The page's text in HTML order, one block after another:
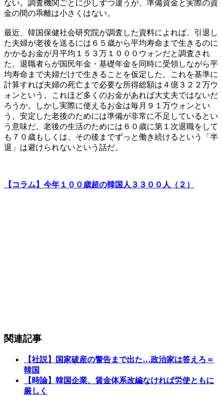
ない。調査機関ごとに少しずつ違うが、準備資金と実際の資
金の間の乖離は小さくはない。
最近、韓国保健社会研究院が調査した資料によれば、引退し
た夫婦が老後を送るには６５歳から平均寿命まで生きるのに
かかるお金が月平均１５３万１０００ウォンだと調査され
た。退職者らが国民年金・基礎年金を同時に受領しながら平
均寿命まで夫婦だけで生きることを仮定した。これを基準に
計算すれば夫婦の死亡まで必要な所得総額は４億３２２万ウ
ォンという。これほど多くのお金があれば大丈夫ではないだ
ろうか。しかし実際に使えるお金は毎月９１万ウォンとい
う。安定した老後のためには準備が非常に不足しているとい
う意味だ。老後の生活のためには６０歳に第１次退職をして
も７０歳もしくは、その後までずっと働き続けるという「半
退」は避けられないという話だ。
【コラム】今年１００歳超の韓国人３３００人（２）
関連記事
【社説】国家破産の警告まで出た…政治家は答えろ＝
韓国
【時論】韓国企業、賃金体系改編なければ労使ともに
厳しく